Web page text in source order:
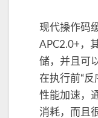
现代操作码
APC2.0+，
储，并且可
在执行前“反
性能加速，
消耗，而且